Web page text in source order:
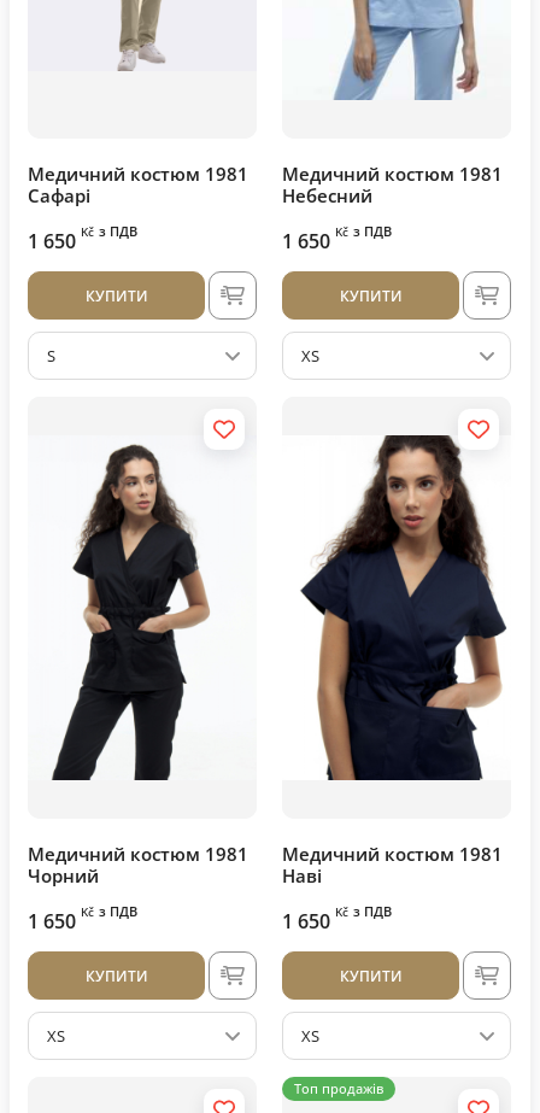
Медичний костюм 1981
Сафарі
1 650 Kč з ПДВ
КУПИТИ
S
Медичний костюм 1981
Небесний
1 650 Kč з ПДВ
КУПИТИ
XS
Медичний костюм 1981
Чорний
1 650 Kč з ПДВ
КУПИТИ
XS
Медичний костюм 1981
Наві
1 650 Kč з ПДВ
КУПИТИ
XS
Топ продажів